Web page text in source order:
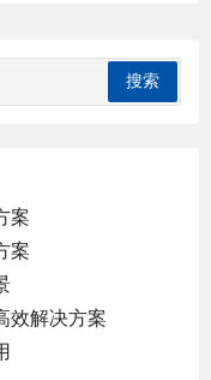
案
案
效解决方案